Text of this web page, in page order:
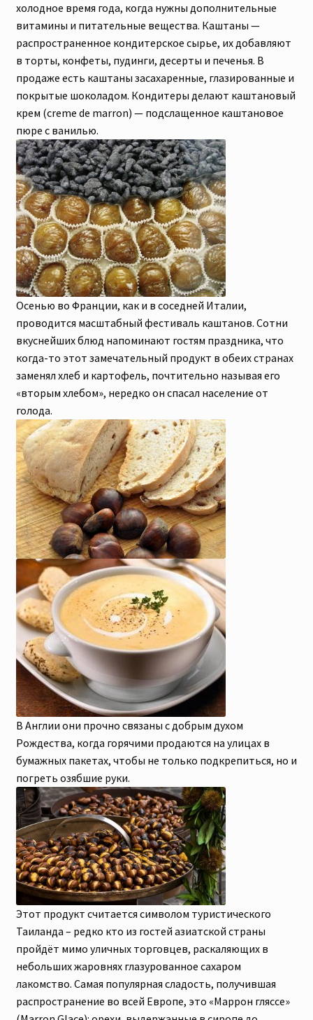
холодное время года, когда нужны дополнительные
витамины и питательные вещества. Каштаны —
распространенное кондитерское сырье, их добавляют
в торты, конфеты, пудинги, десерты и печенья. В
продаже есть каштаны засахаренные, глазированные и
покрытые шоколадом. Кондитеры делают каштановый
крем (creme de marron) — подслащенное каштановое
пюре с ванилью.
Осенью во Франции, как и в соседней Италии,
проводится масштабный фестиваль каштанов. Сотни
вкуснейших блюд напоминают гостям праздника, что
когда-то этот замечательный продукт в обеих странах
заменял хлеб и картофель, почтительно называя его
«вторым хлебом», нередко он спасал население от
голода.
В Англии они прочно связаны с добрым духом
Рождества, когда горячими продаются на улицах в
бумажных пакетах, чтобы не только подкрепиться, но и
погреть озябшие руки.
Этот продукт считается символом туристического
Таиланда – редко кто из гостей азиатской страны
пройдёт мимо уличных торговцев, раскаляющих в
небольших жаровнях глазурованное сахаром
лакомство. Самая популярная сладость, получившая
распространение во всей Европе, это «Маррон гляссе»